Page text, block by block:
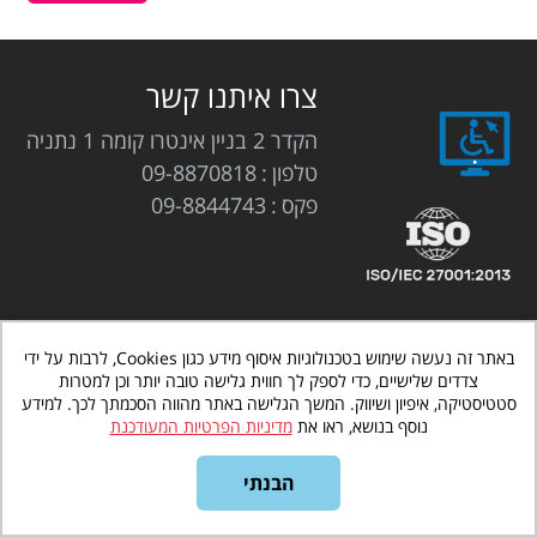
צור
קשר
צרו איתנו קשר
הקדר 2 בניין אינטרו קומה 1 נתניה
טלפון 09-8870818
פקס 09-8844743
אינטרדיל בניית אתרים לעסקים www.interdeal.co.il
©
כל הזכויות שמורות תקנון אתר מדיניות הפרטיות
באתר זה נעשה שימוש בטכנולוגיות איסוף מידע כגון Cookies, לרבות על ידי
צדדים שלישיים, כדי לספק לך חווית גלישה טובה יותר וכן למטרות
סטטיסטיקה, איפיון ושיווק. המשך הגלישה באתר מהווה הסכמתך לכך. למידע
נוסף בנושא, ראו אתמדיניות הפרטיות המעודכנת
הבנתי